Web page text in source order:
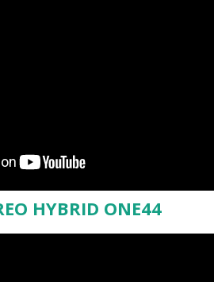
HYBRID ONE44